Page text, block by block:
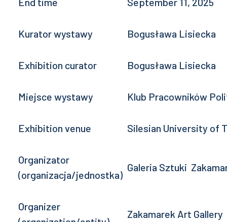
Kurator wystawy Bogusława Lisiecka
Exhibition curator Bogusława Lisiecka
Miejsce wystawy Klub Pracowników
Exhibition venue Silesian University of
Organizator
(organizacja/jednostka)
Galeria Sztuki
Organizer
Zakamarek Art Gallery